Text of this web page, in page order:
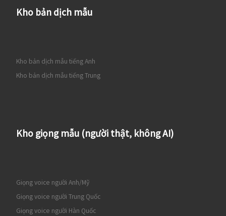
Kho bản dịch mẫu
Kho bản dịch mẫu tiếng Anh
Kho bản dịch mẫu tiếng Trung
Kho giọng mẫu (người thật, không AI)
Giọng voice người Anh/Mỹ
Giọng voice người Trung Quốc
Giọng voice người Hàn Quốc